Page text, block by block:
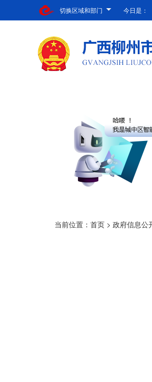
切换区域和部门 今日是：
当前位置： 首页 > 政府信息公